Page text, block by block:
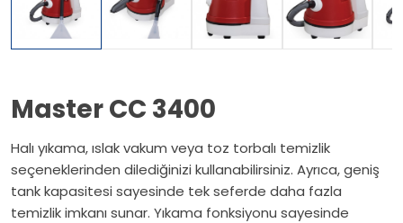
Master CC 3400
Halı yıkama, ıslak vakum veya toz torbalı temizlik
seçeneklerinden dilediğinizi kullanabilirsiniz. Ayrıca, geniş
tank kapasitesi sayesinde tek seferde daha fazla
temizlik imkanı sunar. Yıkama fonksiyonu sayesinde